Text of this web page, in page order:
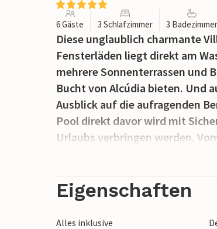
6 Gäste 3 Schlafzimmer 3 Badezimmer
Diese unglaublich charmante
Fensterläden liegt direkt am
mehrere Sonnenterrassen und
Bucht von Alcúdia bieten. Und
Ausblick auf die aufragenden
Pool direkt davor wird mit
Urlaubs verbringen werden.
darauf folgt der 10 m lange
dahinterliegender
Tageszeit ein toller Ort zum
oder etwas Gutem zum Lesen.
Die einladende kleine Essecke
Eigenschaften
Alles inklusive